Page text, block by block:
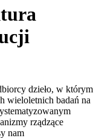
dzieło, w którym
wieloletnich badań na
rządzące
nam